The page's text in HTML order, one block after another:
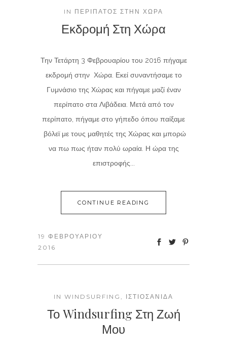
IN ΠΕΡΊΠΑΤΟΣ ΣΤΗΝ ΧΏΡΑ
Εκδρομή Στη Χώρα
Την Τετάρτη 3 Φεβρουαρίου του 2016 πήγαμε
εκδρομή στην Χώρα. Εκεί συναντήσαμε το
Γυμνάσιο της Χώρας και πήγαμε μαζί έναν
περίπατο στα Λιβάδεια. Μετά από τον
περίπατο, πήγαμε στο γήπεδο όπου παίξαμε
βόλεϊ με τους μαθητές της Χώρας και μπορώ
να πω πως ήταν πολύ ωραία. Η ώρα της
επιστροφής...
CONTINUE READING
19 ΦΕΒΡΟΥΑΡΊΟΥ
2016
IN WINDSURFING , ΙΣΤΙΟΣΑΝΊΔΑ
Το Windsurfing Στη Ζωή
Μου